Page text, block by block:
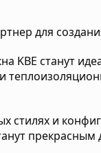
для
KBE станут
стилях и